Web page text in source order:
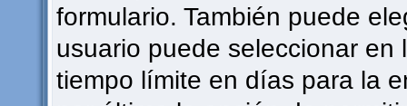
formulario. También puede
usuario puede seleccionar
tiempo límite en días para la